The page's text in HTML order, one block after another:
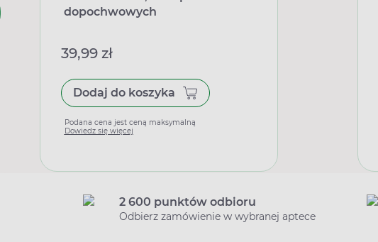
dopochwowych
39,99 zł
Dodaj do koszyka
Podana cena jest ceną maksymalną
Dowiedz się więcej
2 600 punktów odbioru
Odbierz zamówienie w wybranej aptece